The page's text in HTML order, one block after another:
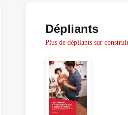
Dépliants
Plus de dépliants sur